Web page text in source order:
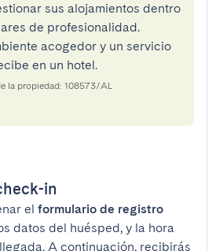
sus alojamientos dentro
de profesionalidad.
acogedor y un servicio
en un hotel.
la propiedad: 108573/AL
in
el formulario de registro
datos del huésped, y la hora
A continuación, recibirás